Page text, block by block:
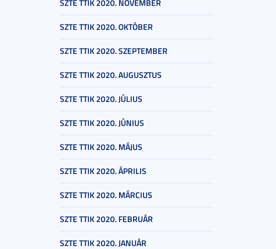
SZTE TTIK 2020. NOVEMBER
SZTE TTIK 2020. OKTÓBER
SZTE TTIK 2020. SZEPTEMBER
SZTE TTIK 2020. AUGUSZTUS
SZTE TTIK 2020. JÚLIUS
SZTE TTIK 2020. JÚNIUS
SZTE TTIK 2020. MÁJUS
SZTE TTIK 2020. ÁPRILIS
SZTE TTIK 2020. MÁRCIUS
SZTE TTIK 2020. FEBRUÁR
SZTE TTIK 2020. JANUÁR